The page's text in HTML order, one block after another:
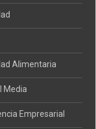
Alimentaria
Media
Empresarial